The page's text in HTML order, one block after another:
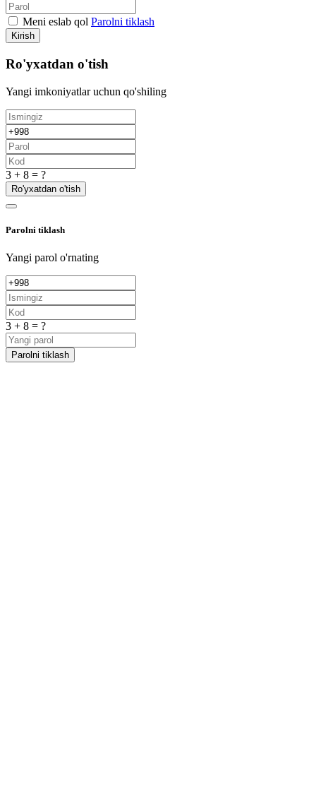
Meni eslab qol Parolni tiklash
Kirish
Ro'yxatdan o'tish
Yangi imkoniyatlar uchun qo'shiling
3 + 8 = ?
Ro'yxatdan o'tish
Parolni tiklash
Yangi parol o'rnating
3 + 8 = ?
Parolni tiklash